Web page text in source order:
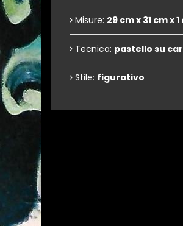
Misure: 29 cm x 31 cm x
Tecnica: pastello su
Stile: figurativo